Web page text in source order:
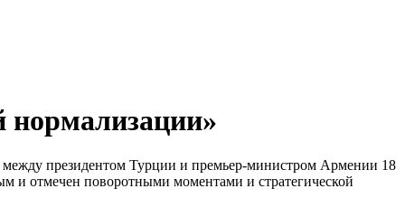
нормализации»
между президентом Турции и премьер-министром Армении 18
и отмечен поворотными моментами и стратегической